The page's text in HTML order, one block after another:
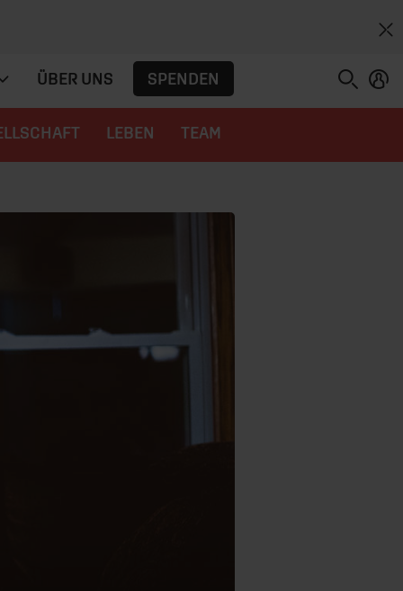
ÜBER UNS SPENDEN
LEBEN TEAM